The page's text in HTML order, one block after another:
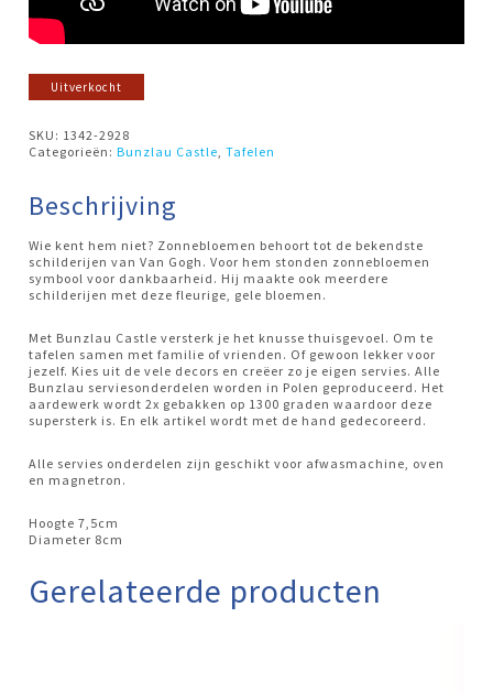
Uitverkocht
SKU: 1342-2928
Categorieën:Bunzlau Castle ,Tafelen
Beschrijving
Wie kent hem niet? Zonnebloemen behoort tot de bekendste
schilderijen van Van Gogh. Voor hem stonden zonnebloemen
symbool voor dankbaarheid. Hij maakte ook meerdere
schilderijen met deze fleurige, gele bloemen.
Met Bunzlau Castle versterk je het knusse thuisgevoel. Om te
tafelen samen met familie of vrienden. Of gewoon lekker voor
jezelf. Kies uit de vele decors en creëer zo je eigen servies. Alle
Bunzlau serviesonderdelen worden in Polen geproduceerd. Het
aardewerk wordt 2x gebakken op 1300 graden waardoor deze
supersterk is. En elk artikel wordt met de hand gedecoreerd.
Alle servies onderdelen zijn geschikt voor afwasmachine, oven
en magnetron.
Hoogte 7,5cm
Diameter 8cm
Gerelateerde producten